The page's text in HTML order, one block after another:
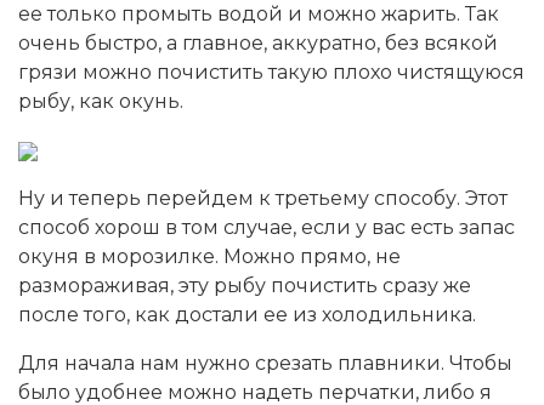
ее только промыть водой и можно жарить. Так
очень быстро, а главное, аккуратно, без всякой
грязи можно почистить такую плохо чистящуюся
рыбу, как окунь.
Ну и теперь перейдем к третьему способу. Этот
способ хорош в том случае, если у вас есть запас
окуня в морозилке. Можно прямо, не
размораживая, эту рыбу почистить сразу же
после того, как достали ее из холодильника.
Для начала нам нужно срезать плавники. Чтобы
было удобнее можно надеть перчатки, либо я